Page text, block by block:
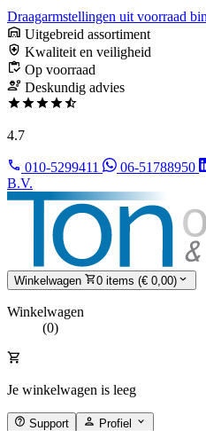
Draagarmstellingen uit voorraad
Uitgebreid assortiment
Kwaliteit en veiligheid
Op voorraad
Deskundig advies
4.7
010-5299411 06-51788950
B.V.
Winkelwagen 0 items (€ 0,00)
Winkelwagen
(0)
Je winkelwagen is leeg
Support Profiel